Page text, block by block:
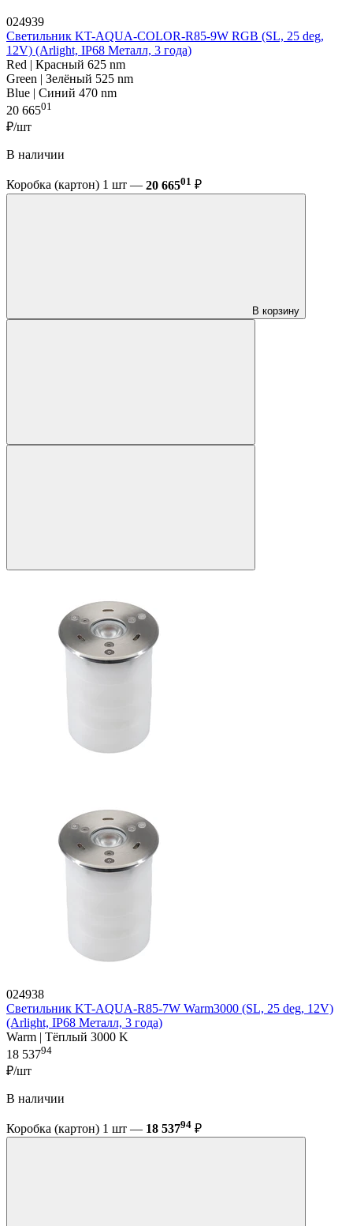
024939
Светильник KT-AQUA-COLOR-R85-9W RGB (SL, 25 deg,
12V) (Arlight, IP68 Металл, 3 года)
Red | Красный 625 nm
Green | Зелёный 525 nm
Blue | Синий 470 nm
20 66501
₽/шт
В наличии
Коробка (картон) 1 шт — 20 66501 ₽
В корзину
024938
Светильник KT-AQUA-R85-7W Warm3000 (SL, 25 deg, 12V)
(Arlight, IP68 Металл, 3 года)
Warm | Тёплый 3000 K
18 53794
₽/шт
В наличии
Коробка (картон) 1 шт — 18 53794 ₽